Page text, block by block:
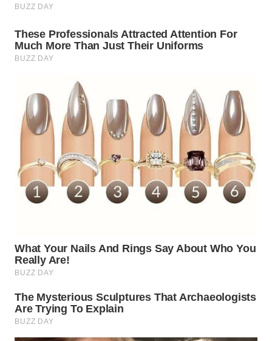
WN
TENGAH
WN DELI
WN
TEBING
TINGGI
WN
PAKPAK
WN
BEKASI
WN
BOGOR